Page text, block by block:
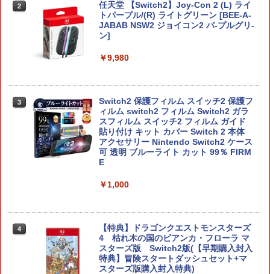
2
任天堂 【Switch2】Joy-Con 2 (L) ライ
トパープル/(R) ライトグリーン [BEE-A-
JABAB NSW2 ジョイコン2 パ-プルグリ-
ン]
￥9,980
3
Switch2 保護フィルム スイッチ2 保護フ
ィルム switch2 フィルム Switch2 ガラ
スフィルム スイッチ2 フィルム ガイド
貼り付け キット カバー Switch 2 本体
アクセサリー Nintendo Switch2 ケース
可 透明 ブルーライト カット 99％ FIRM
E
￥1,000
4
【特典】ドラゴンクエストモンスターズ
4 枯れ木の国のビアンカ・フローラ マ
スターズ版 Switch2版(【早期購入封入
特典】冒険スタートダッシュセット+マ
スターズ版購入封入特典)